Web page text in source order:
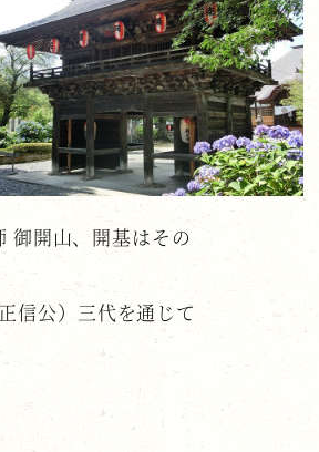
御開山、開基はその
信公）三代を通じて